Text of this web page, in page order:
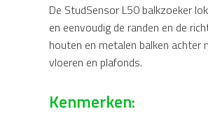
De StudSensor L50 balkzoeker
en eenvoudig de randen en de
houten en metalen balken achter
vloeren en plafonds.
Kenmerken: